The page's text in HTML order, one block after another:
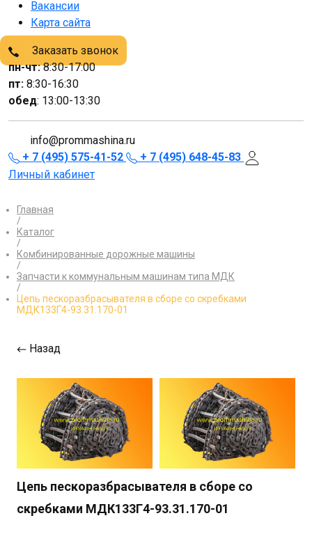
Вакансии
Карта сайта
Заказать звонок
пн-чт:8:30-17:00
пт: 8:30-16:30
обед: 13:00-13:30
info@prommashina.ru
+ 7 (495) 575-41-52
+ 7 (495) 648-45-83
Личный кабинет
Главная
/
Каталог
/
Комбинированные дорожные машины
/
Запчасти к коммунальным машинам типа МДК
/
Цепь пескоразбрасывателя в сборе со скребками
МДК133Г4-93.31.170-01
Назад
Цепь пескоразбрасывателя в сборе со
скребками МДК133Г4-93.31.170-01